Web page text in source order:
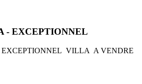
- EXCEPTIONNEL
VILLA A VENDRE